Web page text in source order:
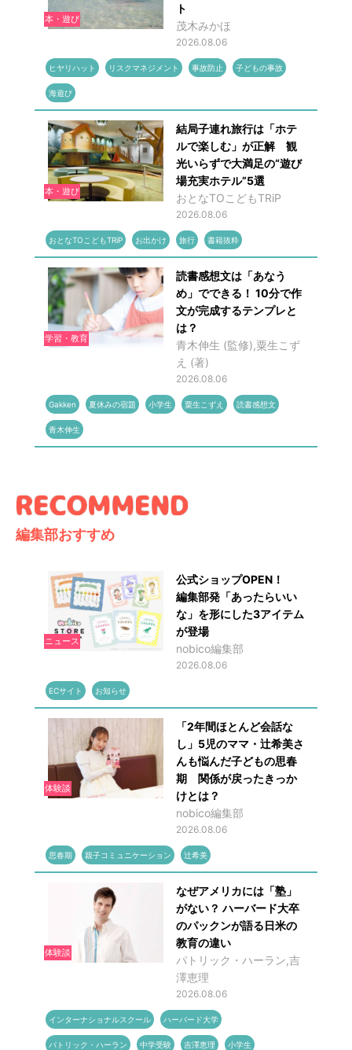
本・遊び
ト
茂木みかほ
2026.08.06
ヒヤリハット リスクマネジメント 事故防止 子どもの事故
海遊び
本・遊び
結局子連れ旅行は「ホテ
ルで楽しむ」が正解 観
光いらずで大満足の“遊び
場充実ホテル”5選
おとなTOこどもTRiP
2026.08.06
おとなTOこどもTRiP お出かけ 旅行 書籍抜粋
学習・教育
読書感想文は「あなう
め」でできる！ 10分で作
文が完成するテンプレと
は？
青木伸生 (監修),粟生こず
え (著)
2026.08.06
Gakken 夏休みの宿題 小学生 粟生こずえ 読書感想文
青木伸生
編集部おすすめ
ニュース
公式ショップOPEN！
編集部発「あったらいい
な」を形にした3アイテム
が登場
nobico編集部
2026.08.06
ECサイト お知らせ
体験談
「2年間ほとんど会話な
し」5児のママ・辻希美さ
んも悩んだ子どもの思春
期 関係が戻ったきっか
けとは？
nobico編集部
2026.08.06
思春期 親子コミュニケーション 辻希美
体験談
なぜアメリカには「塾」
がない？ ハーバード大卒
のパックンが語る日米の
教育の違い
パトリック・ハーラン,吉
澤恵理
2026.08.06
インターナショナルスクール ハーバード大学
パトリック・ハーラン 中学受験 吉澤恵理 小学生